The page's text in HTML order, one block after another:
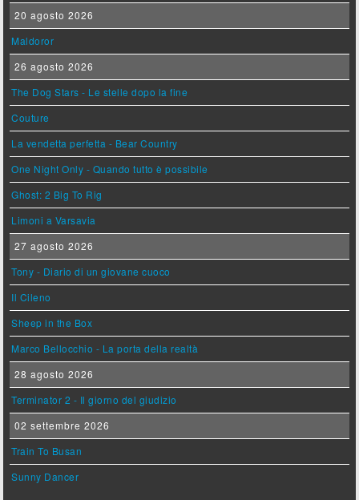
20 agosto 2026
Maldoror
26 agosto 2026
The Dog Stars - Le stelle dopo la fine
Couture
La vendetta perfetta - Bear Country
One Night Only - Quando tutto è possibile
Ghost: 2 Big To Rig
Limoni a Varsavia
27 agosto 2026
Tony - Diario di un giovane cuoco
Il Cileno
Sheep in the Box
Marco Bellocchio - La porta della realtà
28 agosto 2026
Terminator 2 - Il giorno del giudizio
02 settembre 2026
Train To Busan
Sunny Dancer